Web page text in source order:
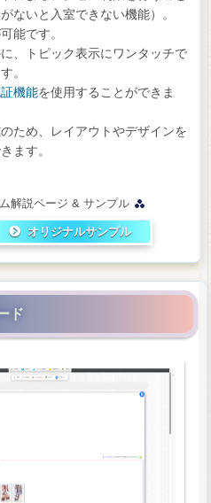
ないと入室できない機能）。
能です。
、トピック表示にワンタッチで
。
機能を使用することができま
ため、レイアウトやデザインを
ます。
解説ページ & サンプル
オリジナルサンプル
ド